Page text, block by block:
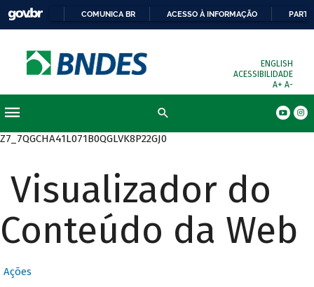
COMUNICA BR ACESSO À INFORMAÇÃO
ENGLISH
ACESSIBILIDADE
A+ A-
Z7_7QGCHA41L071B0QGLVK8P22GJ0
Visualizador do
Conteúdo da Web
Ações